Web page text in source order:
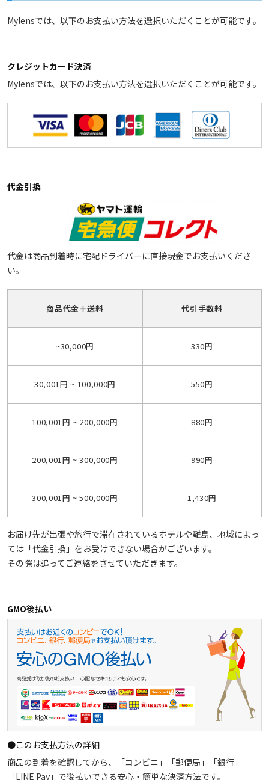
Mylensでは、以下のお支払い方法を選択いただくことが可能です。
クレジットカード決済
Mylensでは、以下のお支払い方法を選択いただくことが可能です。
代金引換
代金は商品到着時に宅配ドライバーに直接現金でお支払いくださ
い。
商品代金＋送料 代引手数料
~30,000円 330円
30,001円 ~ 100,000円 550円
100,001円 ~ 200,000円 880円
200,001円 ~ 300,000円 990円
300,001円 ~ 500,000円 1,430円
お届け先が出張や旅行で滞在されているホテルや離島、地域によっ
ては「代金引換」をお受けできない場合がございます。
その際は追ってご連絡をさせていただきます。
GMO後払い
●このお支払方法の詳細
商品の到着を確認してから、「コンビニ」「郵便局」「銀行」
「LINE Pay」で後払いできる安心・簡単な決済方法です。